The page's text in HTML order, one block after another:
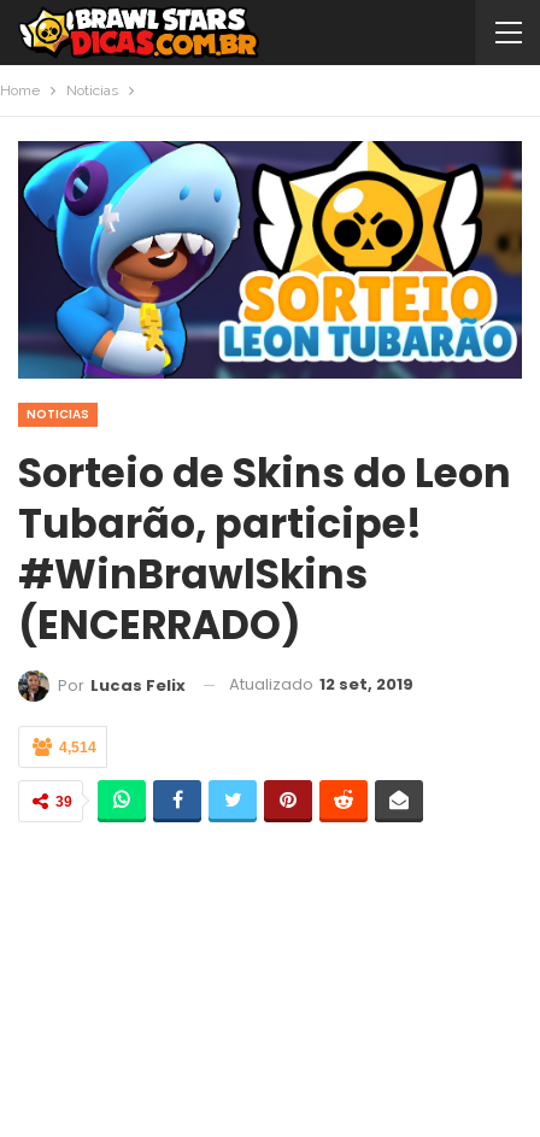
Home Noticias
NOTICIAS
Sorteio de Skins do Leon
Tubarão, participe!
#WinBrawlSkins
(ENCERRADO)
Por Lucas Felix Atualizado 12 set, 2019
4,514
39